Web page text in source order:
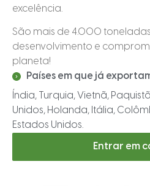
excelência.
São mais de 4.000
desenvolvimento e
planeta!
Países em que já
Índia, Turquia, Vietnã,
Unidos, Holanda, Itália,
Estados Unidos.
Entrar em